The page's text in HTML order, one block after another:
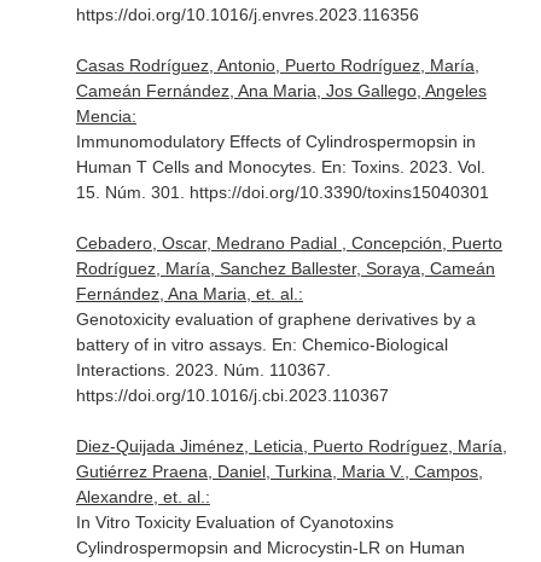
https://doi.org/10.1016/j.envres.2023.116356
Casas Rodríguez, Antonio, Puerto Rodríguez, María,
Cameán Fernández, Ana Maria, Jos Gallego, Angeles
Mencia:
Immunomodulatory Effects of Cylindrospermopsin in
Human T Cells and Monocytes. En: Toxins. 2023. Vol.
15. Núm. 301. https://doi.org/10.3390/toxins15040301
Cebadero, Oscar, Medrano Padial , Concepción, Puerto
Rodríguez, María, Sanchez Ballester, Soraya, Cameán
Fernández, Ana Maria, et. al.:
Genotoxicity evaluation of graphene derivatives by a
battery of in vitro assays. En: Chemico-Biological
Interactions. 2023. Núm. 110367.
https://doi.org/10.1016/j.cbi.2023.110367
Diez-Quijada Jiménez, Leticia, Puerto Rodríguez, María,
Gutiérrez Praena, Daniel, Turkina, Maria V., Campos,
Alexandre, et. al.:
In Vitro Toxicity Evaluation of Cyanotoxins
Cylindrospermopsin and Microcystin-LR on Human